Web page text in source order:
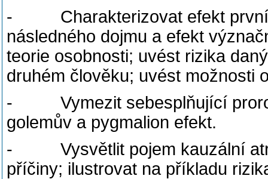
- Charakterizovat efekt
následného dojmu a efekt
teorie osobnosti; uvést rizika
druhém člověku; uvést možnosti
- Vymezit sebesplňující
golemův a pygmalion efekt.
- Vysvětlit pojem kauzální
příčiny; ilustrovat na příkladu